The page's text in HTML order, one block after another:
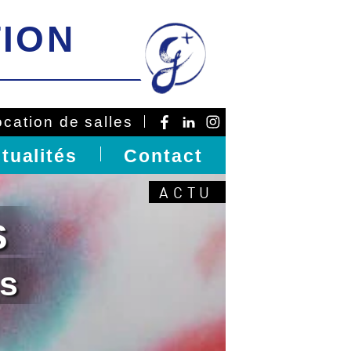
Contact
de salles
ACTU